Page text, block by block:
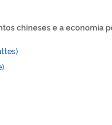
chineses e a
)